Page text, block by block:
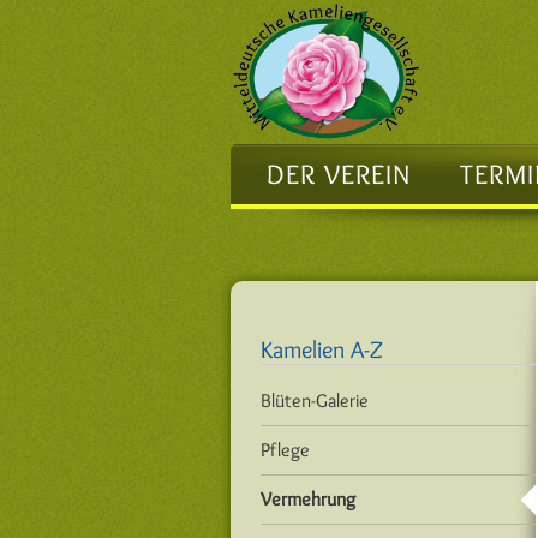
überspringen
DER VEREIN
Kamelien A-Z
Navigation
Blüten-Galerie
Pflege
Vermehrung